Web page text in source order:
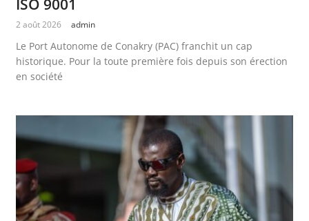
ISO 9001
2 août 2026 admin
Le Port Autonome de Conakry (PAC) franchit un cap
historique. Pour la toute première fois depuis son érection
en société